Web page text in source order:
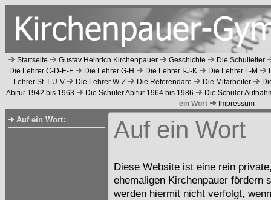
Startseite Gustav Heinrich Kirchenpauer Geschichte
Die Schulleiter
Die Lehrer C-D-E-F
Die Lehrer G-H Die Lehrer I-J-K Die Lehrer L-M
Lehrer St-T-U-V
Die Lehrer W-Z Die Referendare Die Mitarbeiter
Abitur 1942 bis 1963
Die Schüler Abitur 1964 bis 1986
Die Schüler
ein Wort
Impressum
Auf ein Wort: Auf ein Wort
Diese Website ist eine rein
ehemaligen Kirchenpauer fördern
werden hiermit nicht verfolgt,